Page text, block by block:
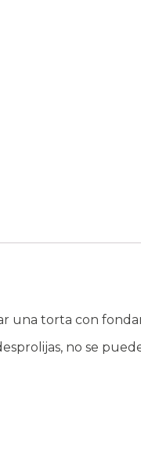
una torta con
no se